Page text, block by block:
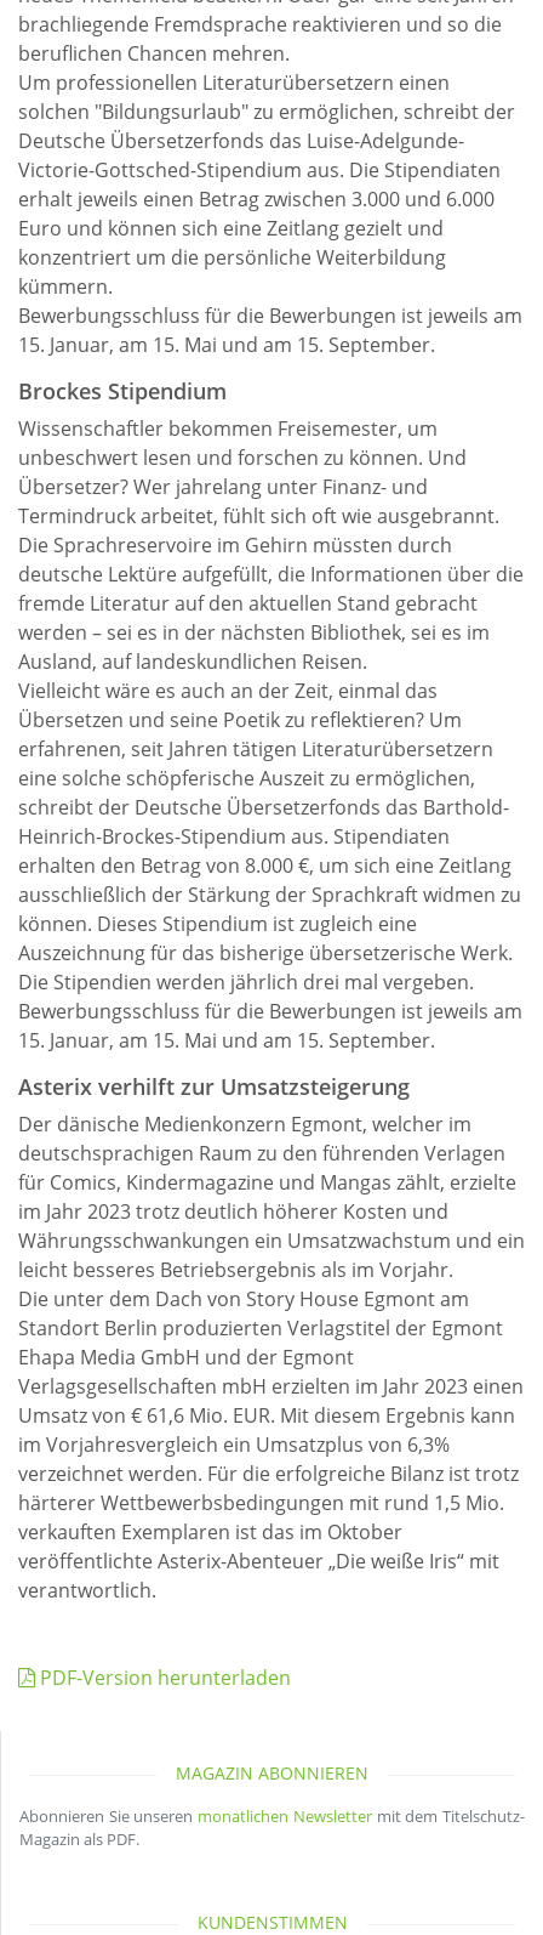
brachliegende Fremdsprache reaktivieren und so die
beruflichen Chancen mehren.
Um professionellen Literaturübersetzern einen
solchen "Bildungsurlaub" zu ermöglichen, schreibt der
Deutsche Übersetzerfonds das Luise-Adelgunde-
Victorie-Gottsched-Stipendium aus. Die Stipendiaten
erhalt jeweils einen Betrag zwischen 3.000 und 6.000
Euro und können sich eine Zeitlang gezielt und
konzentriert um die persönliche Weiterbildung
kümmern.
Bewerbungsschluss für die Bewerbungen ist jeweils am
15. Januar, am 15. Mai und am 15. September.
Brockes Stipendium
Wissenschaftler bekommen Freisemester, um
unbeschwert lesen und forschen zu können. Und
Übersetzer? Wer jahrelang unter Finanz- und
Termindruck arbeitet, fühlt sich oft wie ausgebrannt.
Die Sprachreservoire im Gehirn müssten durch
deutsche Lektüre aufgefüllt, die Informationen über die
fremde Literatur auf den aktuellen Stand gebracht
werden – sei es in der nächsten Bibliothek, sei es im
Ausland, auf landeskundlichen Reisen.
Vielleicht wäre es auch an der Zeit, einmal das
Übersetzen und seine Poetik zu reflektieren? Um
erfahrenen, seit Jahren tätigen Literaturübersetzern
eine solche schöpferische Auszeit zu ermöglichen,
schreibt der Deutsche Übersetzerfonds das Barthold-
Heinrich-Brockes-Stipendium aus. Stipendiaten
erhalten den Betrag von 8.000 €, um sich eine Zeitlang
ausschließlich der Stärkung der Sprachkraft widmen zu
können. Dieses Stipendium ist zugleich eine
Auszeichnung für das bisherige übersetzerische Werk.
Die Stipendien werden jährlich drei mal vergeben.
Bewerbungsschluss für die Bewerbungen ist jeweils am
15. Januar, am 15. Mai und am 15. September.
Asterix verhilft zur Umsatzsteigerung
Der dänische Medienkonzern Egmont, welcher im
deutschsprachigen Raum zu den führenden Verlagen
für Comics, Kindermagazine und Mangas zählt, erzielte
im Jahr 2023 trotz deutlich höherer Kosten und
Währungsschwankungen ein Umsatzwachstum und ein
leicht besseres Betriebsergebnis als im Vorjahr.
Die unter dem Dach von Story House Egmont am
Standort Berlin produzierten Verlagstitel der Egmont
Ehapa Media GmbH und der Egmont
Verlagsgesellschaften mbH erzielten im Jahr 2023 einen
Umsatz von € 61,6 Mio. EUR. Mit diesem Ergebnis kann
im Vorjahresvergleich ein Umsatzplus von 6,3%
verzeichnet werden. Für die erfolgreiche Bilanz ist trotz
härterer Wettbewerbsbedingungen mit rund 1,5 Mio.
verkauften Exemplaren ist das im Oktober
veröffentlichte Asterix-Abenteuer „Die weiße Iris“ mit
verantwortlich.
PDF-Version herunterladen
MAGAZIN ABONNIEREN
Abonnieren Sie unseren monatlichen Newslettermit dem Titelschutz-
Magazin als PDF.
KUNDENSTIMMEN